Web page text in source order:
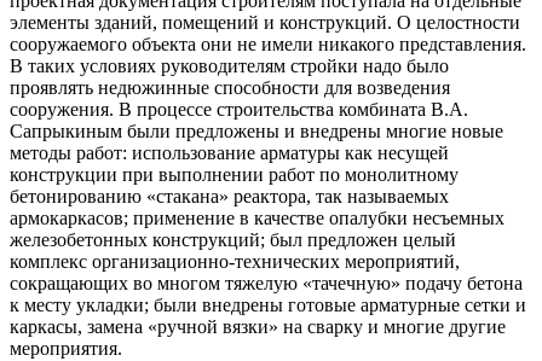
элементы зданий, помещений и конструкций. О целостности
сооружаемого объекта они не имели никакого представления.
В таких условиях руководителям стройки надо было
проявлять недюжинные способности для возведения
сооружения. В процессе строительства комбината В.А.
Сапрыкиным были предложены и внедрены многие новые
методы работ: использование арматуры как несущей
конструкции при выполнении работ по монолитному
бетонированию «стакана» реактора, так называемых
армокаркасов; применение в качестве опалубки несъемных
железобетонных конструкций; был предложен целый
комплекс организационно-технических мероприятий,
сокращающих во многом тяжелую «тачечную» подачу бетона
к месту укладки; были внедрены готовые арматурные сетки и
каркасы, замена «ручной вязки» на сварку и многие другие
мероприятия.